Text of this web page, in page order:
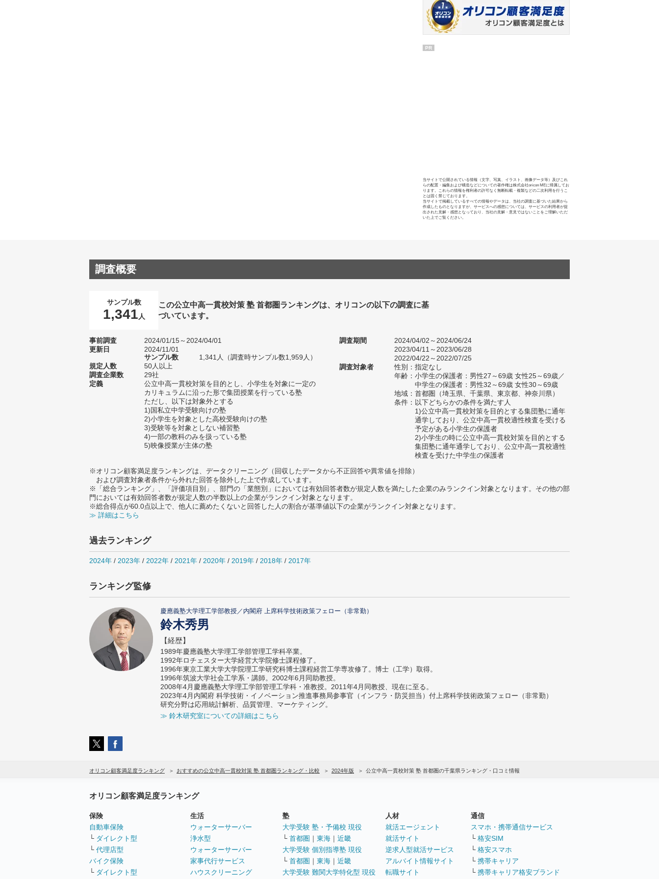
PR
当サイトで公開されている情報（文字、写真、イラスト、画像データ等）及びこれ
らの配置・編集および構造などについての著作権は株式会社oricon MEに帰属してお
ります。これらの情報を権利者の許可なく無断転載・複製などの二次利用を行うこ
とは固く禁じております。
当サイトで掲載しているすべての情報やデータは、当社の調査に基づいた結果から
作成したものとなりますが、サービスへの感想については、サービスの利用者が提
出された見解・感想となっており、当社の見解・意見ではないことをご理解いただ
いた上でご覧ください。
調査概要
サンプル数
1,341 人
この公立中高一貫校対策 塾 首都圏ランキングは、オリコンの以下の調査に基
づいています。
事前調査
2024/01/15～2024/04/01
更新日
2024/11/01
サンプル数
1,341人（調査時サンプル数1,959人）
規定人数
50人以上
調査企業数
29社
定義
公立中高一貫校対策を目的とし、小学生を対象に一定の
カリキュラムに沿った形で集団授業を行っている塾
ただし、以下は対象外とする
1)国私立中学受験向けの塾
2)小学生を対象とした高校受験向けの塾
3)受験等を対象としない補習塾
4)一部の教科のみを扱っている塾
5)映像授業が主体の塾
調査期間
2024/04/02～2024/06/24
2023/04/11～2023/06/28
2022/04/22～2022/07/25
調査対象者
性別：指定なし
年齢：小学生の保護者：男性27～69歳 女性25～69歳／
中学生の保護者：男性32～69歳 女性30～69歳
地域：首都圏（埼玉県、千葉県、東京都、神奈川県）
条件：以下どちらかの条件を満たす人
1)公立中高一貫校対策を目的とする集団塾に通年
通学しており、公立中高一貫校適性検査を受ける
予定がある小学生の保護者
2)小学生の時に公立中高一貫校対策を目的とする
集団塾に通年通学しており、公立中高一貫校適性
検査を受けた中学生の保護者
※オリコン顧客満足度ランキングは、データクリーニング（回収したデータから不正回答や異常値を排除）
および調査対象者条件から外れた回答を除外した上で作成しています。
※「総合ランキング」、「評価項目別」、部門の「業態別」においては有効回答者数が規定人数を満たした企業のみランクイン対象となります。その他の部
門においては有効回答者数が規定人数の半数以上の企業がランクイン対象となります。
※総合得点が60.0点以上で、他人に薦めたくないと回答した人の割合が基準値以下の企業がランクイン対象となります。
≫ 詳細はこちら
過去ランキング
2024年 / 2023年 / 2022年 / 2021年 / 2020年 / 2019年 / 2018年 / 2017年
ランキング監修
慶應義塾大学理工学部教授／内閣府 上席科学技術政策フェロー（非常勤）
鈴木秀男
【経歴】
1989年慶應義塾大学理工学部管理工学科卒業。
1992年ロチェスター大学経営大学院修士課程修了。
1996年東京工業大学大学院理工学研究科博士課程経営工学専攻修了。博士（工学）取得。
1996年筑波大学社会工学系・講師。2002年6月同助教授。
2008年4月慶應義塾大学理工学部管理工学科・准教授。2011年4月同教授、現在に至る。
2023年4月内閣府 科学技術・イノベーション推進事務局参事官（インフラ・防災担当）付上席科学技術政策フェロー（非常勤）
研究分野は応用統計解析、品質管理、マーケティング。
≫ 鈴木研究室についての詳細はこちら
オリコン顧客満足度ランキング おすすめの公立中高一貫校対策 塾 首都圏ランキング・比較 2024年版 公立中高一貫校対策 塾 首都圏の千葉県ランキング・口コミ情報
オリコン顧客満足度ランキング
保険
自動車保険
└ ダイレクト型
└ 代理店型
バイク保険
└ ダイレクト型
生活
ウォーターサーバー
浄水型
ウォーターサーバー
家事代行サービス
ハウスクリーニング
塾
大学受験 塾・予備校 現役
└ 首都圏 ｜ 東海 ｜ 近畿
大学受験 個別指導塾 現役
└ 首都圏 ｜ 東海 ｜ 近畿
大学受験 難関大学特化型 現役
人材
就活エージェント
就活サイト
逆求人型就活サービス
アルバイト情報サイト
転職サイト
通信
スマホ・携帯通信サービス
└ 格安SIM
└ 格安スマホ
└ 携帯キャリア
└ 携帯キャリア格安ブランド